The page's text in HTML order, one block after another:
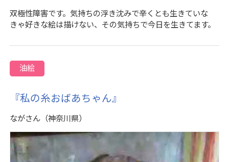
双極性障害です。気持ちの浮き沈みで辛くとも生きていな
きゃ好きな絵は描けない、その気持ちで今日を生きてます。
油絵
『私の糸おばあちゃん』
ながさん（神奈川県）